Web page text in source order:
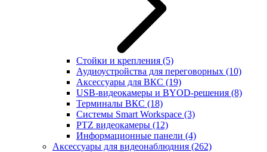
Стойки и крепления (5)
Аудиоустройства для переговорных (10)
Аксессуары для ВКС (19)
USB-видеокамеры и BYOD-решения (8)
Терминалы ВКС (18)
Системы Smart Workspace (3)
PTZ видеокамеры (12)
Информационные панели (4)
Аксессуары для видеонаблюдния (262)